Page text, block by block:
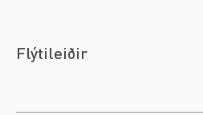
Flýtileiðir